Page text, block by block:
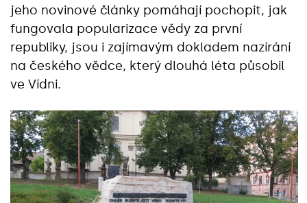
jeho novinové články pomáhají pochopit, jak
fungovala popularizace vědy za první
republiky, jsou i zajímavým dokladem nazírání
na českého vědce, který dlouhá léta působil
ve Vídni.